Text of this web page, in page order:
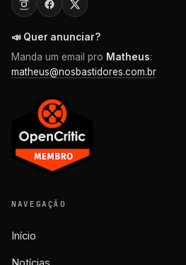
📣 Quer anunciar?
Manda um email pro Matheus:
matheus@nosbastidores.com.br
NAVEGAÇÃO
Início